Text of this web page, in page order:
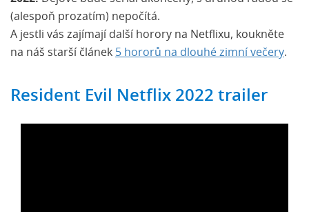
(alespoň prozatím) nepočítá.
A jestli vás zajímají další horory na Netflixu, koukněte
na náš starší článek 5 hororů na dlouhé zimní večery.
Resident Evil Netflix 2022 trailer